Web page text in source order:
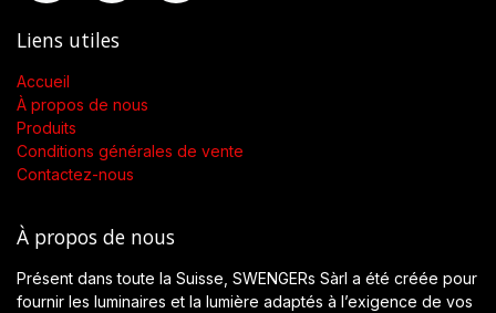
Liens utiles
Accueil
À propos de nous
Produits
Conditions générales de vente
Contactez-nous
À propos de nous
Présent dans toute la Suisse, SWENGERs Sàrl a été créée pour
fournir les luminaires et la lumière adaptés à l’exigence de vos